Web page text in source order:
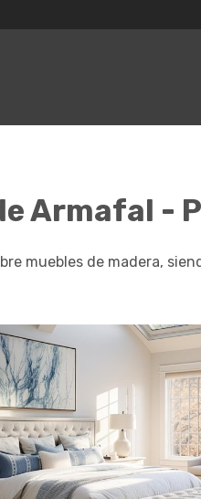
Armafal -
muebles de madera,